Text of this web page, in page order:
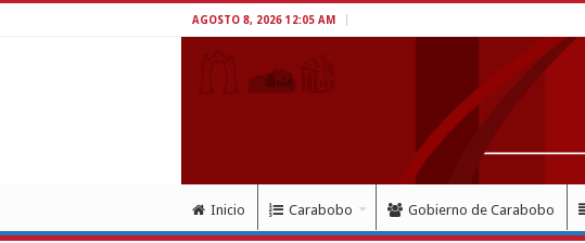
AGOSTO 8, 2026 12:05 AM
Inicio Carabobo Gobierno de Carabobo